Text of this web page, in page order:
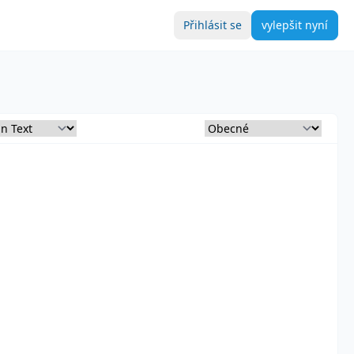
Přihlásit se vylepšit nyní